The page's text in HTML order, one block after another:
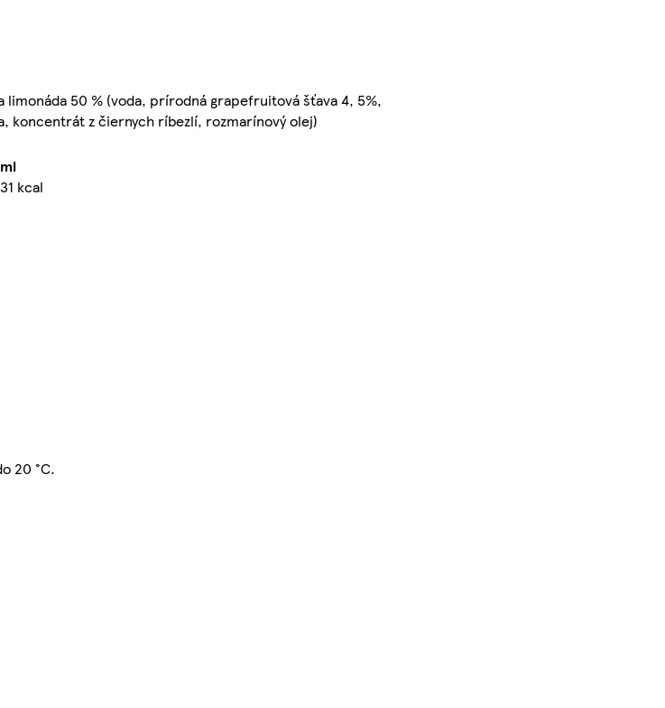
50 % (voda, prírodná grapefruitová šťava 4, 5%,
koncentrát z čiernych ríbezlí, rozmarínový olej)
kcal
20 °C.